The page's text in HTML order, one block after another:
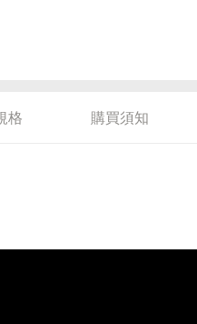
格 購買須知